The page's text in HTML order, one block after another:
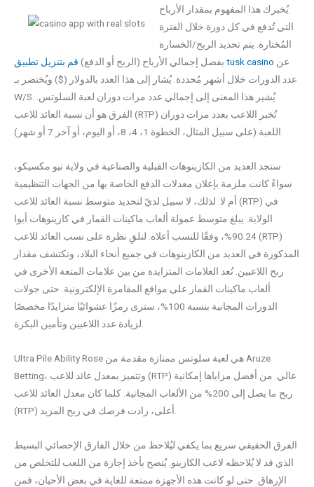
يُخبرك هذا المفهوم بمقدار الأرباح
التي تُدفع في كل دورة خلال الفترة
المُختارة. يتم تحديد الربح/الخسارة
بفصل إجمالي الأرباح (الربح أو الدفع) قم بتنزيل تطبيق tusk casino
عدد الدورات خلال أشهر مُحددة. يُشار إلى هذا العدد بالدولار ($) ويُختصر بـ
W/S. يُشير هذا المعنى إلى إجمالي عدد مرات دوران لعبة السلوتس.
الفرق هو أن نسبة العائد للاعب (RTP) تُخبر اللاعب بعدد مرات دوران
ستجد العديد من الكازينوهات القبلية والصناعية في ولاية نيو مكسيكو،
سواءً كانت ملزمة بإعلان معدلات الدفع الخاصة بها من الجهات التنظيمية
أم لا. لذلك، لا سبيل لديّ لتحديد متوسط ​​نسبة العائد للاعب (RTP) في
الولاية. يبلغ متوسط ​​عمولة ألعاب ماكينات القمار في كازينوهات أيوا
90.24%، وفقًا للنسب أعلاه. لنلقِ نظرة على نسب العائد للاعب (RTP)
المذكورة في العديد من الكازينوهات في جميع أنحاء البلاد، ونكتشف مقدار
ربح اللاعبين. تُعد العلامات المتزايدة من بين علامات المتعة الأخرى في
ألعاب ماكينات القمار على مواقع المقامرة الإلكترونية. حتى جولات
الدورات المجانية بنسبة 100%، سترى رمزًا عشوائيًا متزايدًا مخصصًا
Ultra Pile Ability Rose هي لعبة سلوتس ممتازة مقدمة من Aruze
Betting، وتتميز بمعدل عائد للاعب (RTP) عالي. من أفضل مزاياها إمكانية
ربح ما يصل إلى 200% من الألعاب المجانية. كلما كان معدل العائد للاعب
الفرق الحقيقي سريع بما يكفي ليُلاحظ من خلال الفارق الإحصائي البسيط
الذي قد لا يُلاحظه لاعب الكازينو. يُنصح بأخذ إجازة من اللعب للتخلص من
الإرهاق. حتى لو كانت هذه الأجهزة ممتعة للغاية في بعض الأحيان، فمن